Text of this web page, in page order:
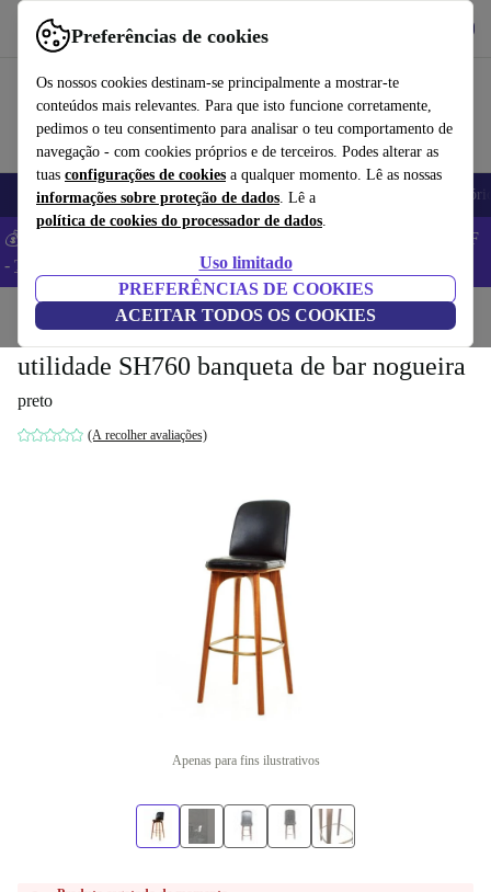
Preferências de cookies
Os nossos cookies destinam-se principalmente a mostrar-te
conteúdos mais relevantes. Para que isto funcione corretamente,
pedimos o teu consentimento para analisar o teu comportamento de
navegação - com cookies próprios e de terceiros. Podes alterar as
tuas configurações de cookies a qualquer momento. Lê as nossas
informações sobre proteção de dados. Lê a
política de cookies do processador de dados.
Uso limitado
PREFERÊNCIAS DE COOKIES
ACEITAR TODOS OS COOKIES
Use o refurbed de forma rápida e fácil
Telemóveis Computadores Portáteis Tablets
💰 Poupa MAIS -5% em MacBooks e iPads – Código: BACK5OFF
- TC
Início Casa Móveis
utilidade SH760 banqueta de bar nogueira
preto
(A recolher avaliações)
Apenas para fins ilustrativos